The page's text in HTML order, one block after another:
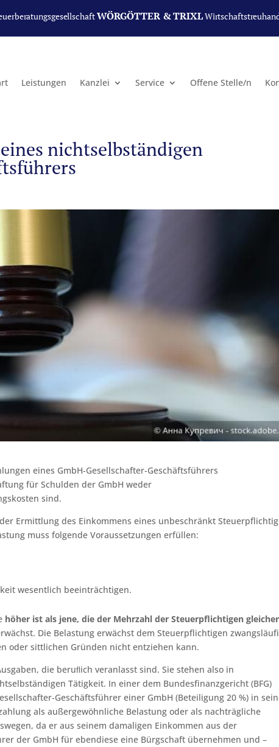
WÖRGÖTTER & TRIXL
Leistungen Kanzlei Service Offene Stelle/n
nichtselbständigen
eines GmbH-Gesellschafter-Geschäftsführers
für Schulden der GmbH weder
sind.
Ermittlung des Einkommens eines unbeschränkt
muss folgende Voraussetzungen erfüllen:
wesentlich beeinträchtigen.
höher ist als jene, die der Mehrzahl der Steuerpflichtigen gleicher
Die Belastung erwächst dem Steuerpflichtigen
oder sittlichen Gründen nicht entziehen kann.
die beruﬂich veranlasst sind. Sie stehen also in
Tätigkeit. In einer dem Bundesfinanzgericht (BFG)
Geschäftsführer einer GmbH (Beteiligung 20 %) in
als außergewöhnliche Belastung oder als nachträgliche
da er aus seinem damaligen Einkommen aus der
der GmbH für ebendiese eine Bürgschaft übernehmen und –